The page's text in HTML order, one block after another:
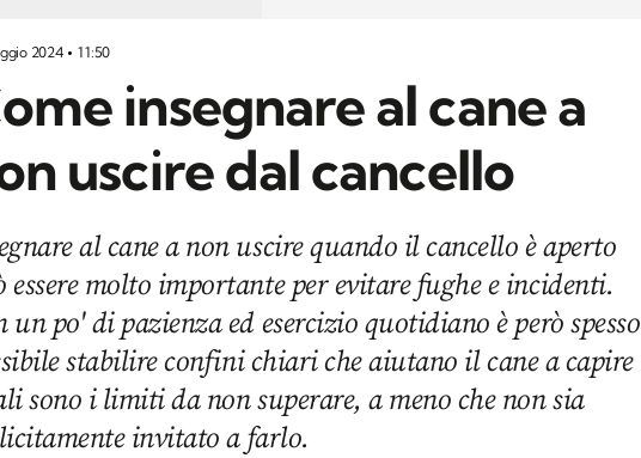
2024 11:50
insegnare al cane a
uscire dal cancello
al cane a non uscire quando il cancello è aperto
essere molto importante per evitare fughe e incidenti.
un po' di pazienza ed esercizio quotidiano è però spesso
stabilire confini chiari che aiutano il cane a capire
sono i limiti da non superare, a meno che non sia
invitato a farlo.